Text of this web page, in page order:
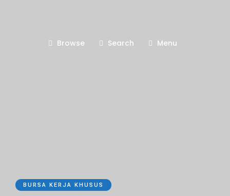
Browse Search Menu
BURSA KERJA KHUSUS